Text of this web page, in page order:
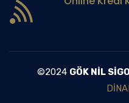
©2024 GÖK NİL